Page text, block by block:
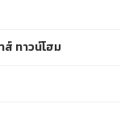
ส์ ทาวน์โฮม